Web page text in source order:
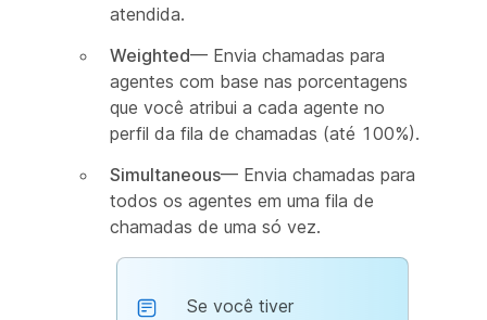
atendida.
Weighted— Envia chamadas para
agentes com base nas porcentagens
que você atribui a cada agente no
perfil da fila de chamadas (até 100%).
Simultaneous— Envia chamadas para
todos os agentes em uma fila de
chamadas de uma só vez.
Se você tiver